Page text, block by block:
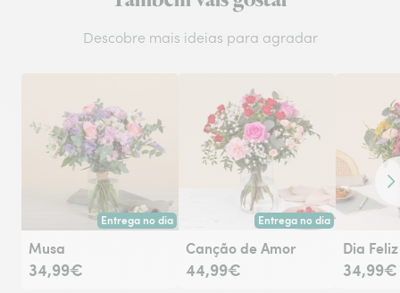
Descobre mais ideias para agradar
Entrega no dia
Entrega hoje ou na data à tua escolha.
Musa
34,99€
Entrega no dia
Entrega hoje ou na data à
Canção de Amor
44,99€
Dia Feliz
34,99€